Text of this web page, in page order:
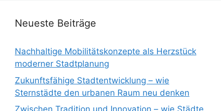
Neueste Beiträge
Nachhaltige Mobilitätskonzepte als Herzstück
moderner Stadtplanung
Zukunftsfähige Stadtentwicklung – wie
Sternstädte den urbanen Raum neu denken